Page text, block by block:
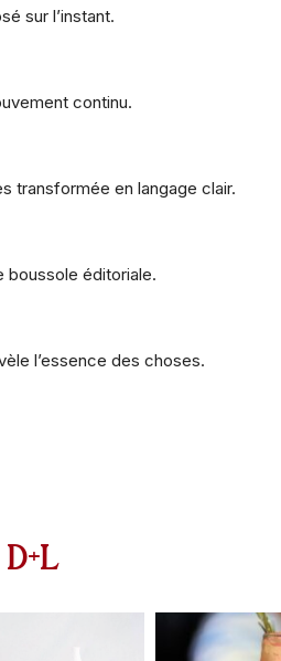
sur l’instant.
continu.
transformée en langage clair.
boussole éditoriale.
l’essence des choses.